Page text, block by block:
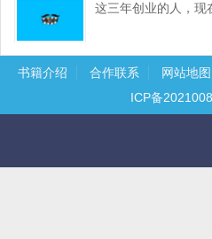
这三年创业的人，现
书籍介绍 合作联系 网站地图
ICP备